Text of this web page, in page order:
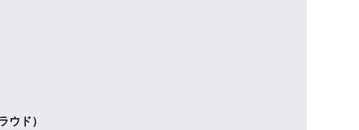
ド）